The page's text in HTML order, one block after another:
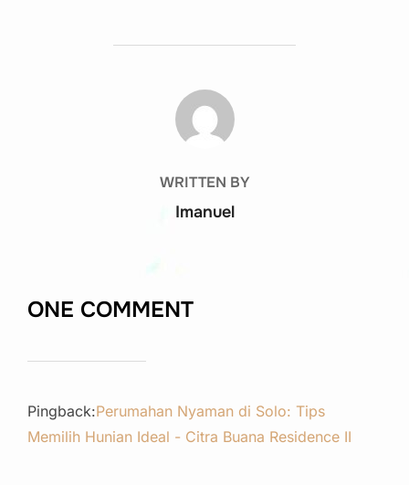
POST AUTHOR
WRITTEN BY
Imanuel
ONE COMMENT
Pingback:Perumahan Nyaman di Solo: Tips
Memilih Hunian Ideal - Citra Buana Residence II